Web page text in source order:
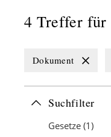
4 Treffer für
Dokument
Suchfilter
Gesetze (1)